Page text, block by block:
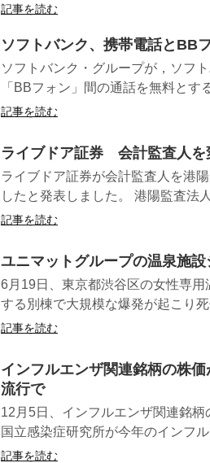
記事を読む
ソフトバンク、携帯電話とBB
ソフトバンク・グループが，ソフ
「BBフォン」間の通話を無料と
記事を読む
ライブドア証券 会計監査人を
ライブドア証券が会計監査人を港
したと発表しました。 港陽監査法
記事を読む
ユニマットグループの温泉施
6月19日、東京都渋谷区の女性専
する別棟で大規模な爆発が起こり
記事を読む
インフルエンザ関連銘柄の株
流行で
12月5日、インフルエンザ関連銘
国立感染症研究所が今年のインフ
記事を読む